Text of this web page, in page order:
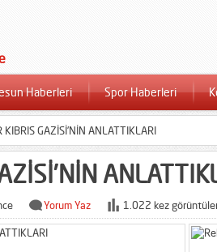
Haberleri Spor Haberleri
KIBRIS GAZİSİ’NİN ANLATTIKLARI
Yorum Yaz 1.022 kez